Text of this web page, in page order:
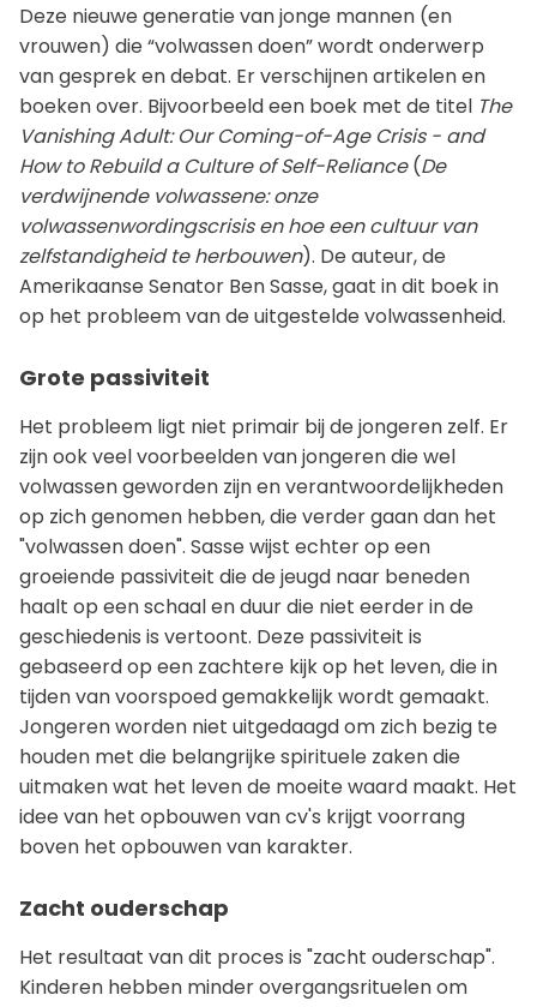
Deze nieuwe generatie van jonge mannen (en
vrouwen) die “volwassen doen” wordt onderwerp
van gesprek en debat. Er verschijnen artikelen en
boeken over. Bijvoorbeeld een boek met de titel The
Vanishing Adult: Our Coming-of-Age Crisis - and
How to Rebuild a Culture of Self-Reliance(De
verdwijnende volwassene: onze
volwassenwordingscrisis en hoe een cultuur van
zelfstandigheid te herbouwen). De auteur, de
Amerikaanse Senator Ben Sasse, gaat in dit boek in
op het probleem van de uitgestelde volwassenheid.
Grote passiviteit
Het probleem ligt niet primair bij de jongeren zelf. Er
zijn ook veel voorbeelden van jongeren die wel
volwassen geworden zijn en verantwoordelijkheden
op zich genomen hebben, die verder gaan dan het
"volwassen doen". Sasse wijst echter op een
groeiende passiviteit die de jeugd naar beneden
haalt op een schaal en duur die niet eerder in de
geschiedenis is vertoont. Deze passiviteit is
gebaseerd op een zachtere kijk op het leven, die in
tijden van voorspoed gemakkelijk wordt gemaakt.
Jongeren worden niet uitgedaagd om zich bezig te
houden met die belangrijke spirituele zaken die
uitmaken wat het leven de moeite waard maakt. Het
idee van het opbouwen van cv's krijgt voorrang
boven het opbouwen van karakter.
Zacht ouderschap
Het resultaat van dit proces is "zacht ouderschap".
Kinderen hebben minder overgangsrituelen om